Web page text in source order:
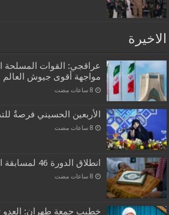
الاخيرة
عراقجي: القوات المسلحة
مواجهة أقوى جيوش العالم
الأربعين الحسيني فرصةٌ
انطلاق الدورة 46 لمسابقة القرآن الدولية في مكة
خطيب جمعة طهران: العدو